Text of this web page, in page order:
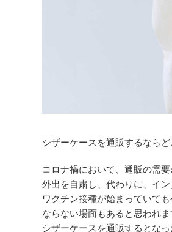
シザーケースを通販するなら
コロナ禍において、通販の需要
外出を自粛し、代わりに、イ
ワクチン接種が始まっていて
ならない場面もあると思われま
シザーケースを通販するとな